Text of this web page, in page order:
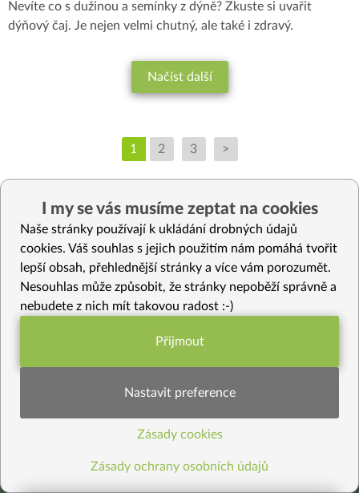
Nevíte co s dužinou a semínky z dýně? Zkuste si uvařit
dýňový čaj. Je nejen velmi chutný, ale také i zdravý.
Načíst další
1 2 3 >
I my se vás musíme zeptat na cookies
Naše stránky používají k ukládání drobných údajů
cookies. Váš souhlas s jejich použitím nám pomáhá tvořit
lepší obsah, přehlednější stránky a více vám porozumět.
Nesouhlas může způsobit, že stránky nepoběží správně a
nebudete z nich mít takovou radost :-)
Funkční nastavení potřebujeme (vždy
Statistiky pro lepší obsah
Přijmout
Nastavit preference
Zásady cookies
Zásady ochrany osobních údajů